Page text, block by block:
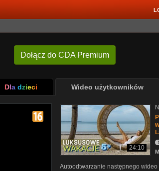
Dołącz do CDA Premium
Dla dzieci Wideo użytkowników
24:10
Autoodtwarzanie następnego wideo